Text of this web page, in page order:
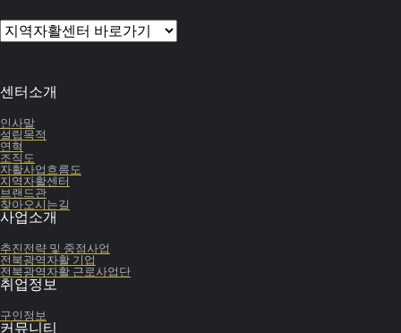
센터소개
인사말
설립목적
연혁
조직도
자활사업흐름도
지역자활센터
브랜드관
찾아오시는길
사업소개
추진전략 및 중점사업
전북광역자활 기업
전북광역자활 근로사업단
취업정보
구인정보
커뮤니티